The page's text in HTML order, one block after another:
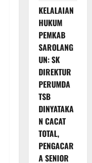
KELALAIAN
HUKUM
PEMKAB
SAROLANG
UN: SK
DIREKTUR
PERUMDA
TSB
DINYATAKA
N CACAT
TOTAL,
PENGACAR
A SENIOR